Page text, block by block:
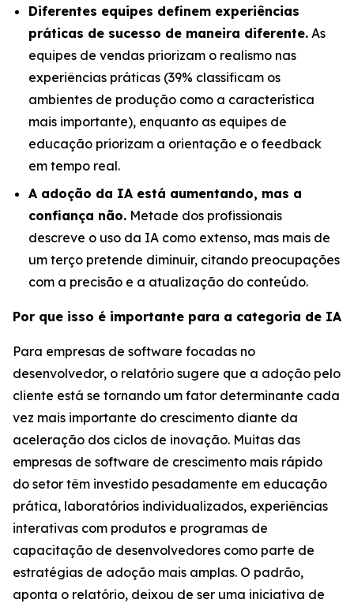
Diferentes equipes definem experiências
práticas de sucesso de maneira diferente. As
equipes de vendas priorizam o realismo nas
experiências práticas (39% classificam os
ambientes de produção como a característica
mais importante), enquanto as equipes de
educação priorizam a orientação e o feedback
em tempo real.
A adoção da IA está aumentando, mas a
confiança não. Metade dos profissionais
descreve o uso da IA como extenso, mas mais de
um terço pretende diminuir, citando preocupações
com a precisão e a atualização do conteúdo.
Por que isso é importante para a categoria de IA
Para empresas de software focadas no
desenvolvedor, o relatório sugere que a adoção pelo
cliente está se tornando um fator determinante cada
vez mais importante do crescimento diante da
aceleração dos ciclos de inovação. Muitas das
empresas de software de crescimento mais rápido
do setor têm investido pesadamente em educação
prática, laboratórios individualizados, experiências
interativas com produtos e programas de
capacitação de desenvolvedores como parte de
estratégias de adoção mais amplas. O padrão,
aponta o relatório, deixou de ser uma iniciativa de